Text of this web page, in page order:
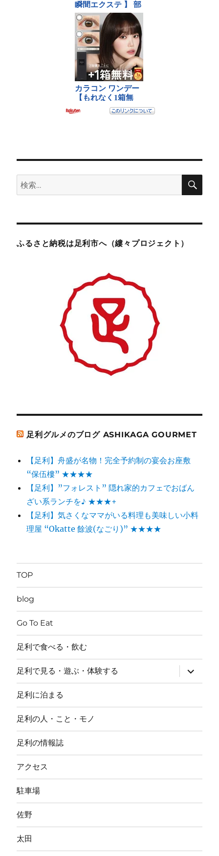
検
索:
検
ふるさと納税は足利市へ（縷々プロジェクト）
足利グルメのブログ ASHIKAGA GOURMET
【足利】舟盛が名物！完全予約制の宴会お座敷
“保伍樓” ★★★★
【足利】”フォレスト” 隠れ家的カフェでおばん
ざい系ランチを♪ ★★★+
【足利】気さくなママがいる料理も美味しい小料
理屋 “Okatte 餘波(なごり)” ★★★★
TOP
blog
Go To Eat
足利で食べる・飲む
足利で見る・遊ぶ・体験する
サ
ブ
メ
ー
開
足利に泊まる
足利の人・こと・モノ
足利の情報誌
アクセス
駐車場
佐野
太田